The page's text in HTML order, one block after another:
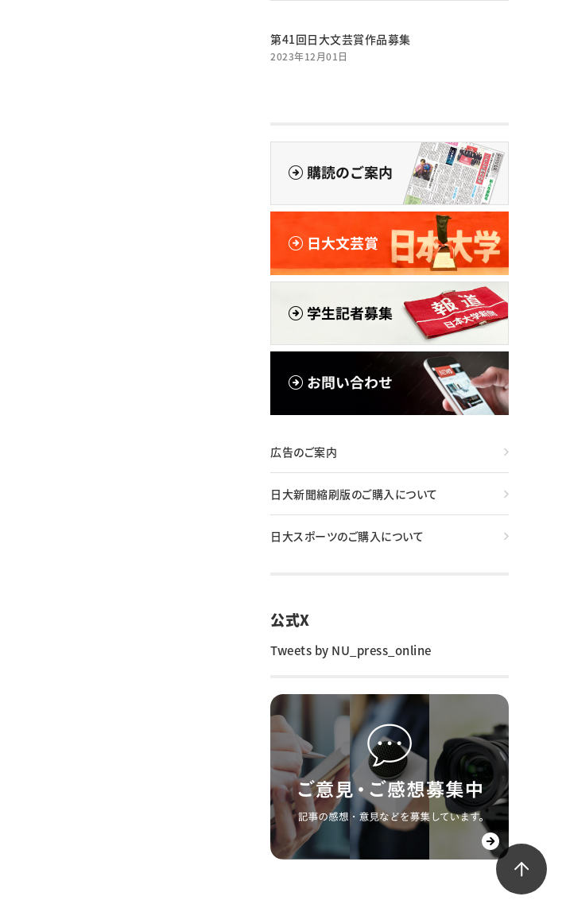
第41回日大文芸賞作品募集
2023年12月01日
広告のご案内
日大新聞縮刷版のご購入について
日大スポーツのご購入について
公式X
Tweets by NU_press_online